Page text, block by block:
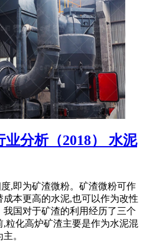
分析（2018） 水泥
,即为矿渣微粉。矿渣微粉可作
本更高的水泥,也可以作为改性
国对于矿渣的利用经历了三个
,粒化高炉矿渣主要是作为水泥混
。